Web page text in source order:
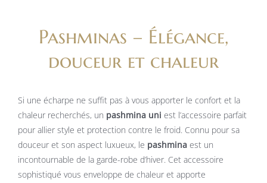
Pashminas – Élégance,
douceur et chaleur
Si une écharpe ne suffit pas à vous apporter le confort et la
chaleur recherchés, un pashmina uni est l’accessoire parfait
pour allier style et protection contre le froid. Connu pour sa
douceur et son aspect luxueux, le pashminaest un
incontournable de la garde-robe d’hiver. Cet accessoire
sophistiqué vous enveloppe de chaleur et apporte